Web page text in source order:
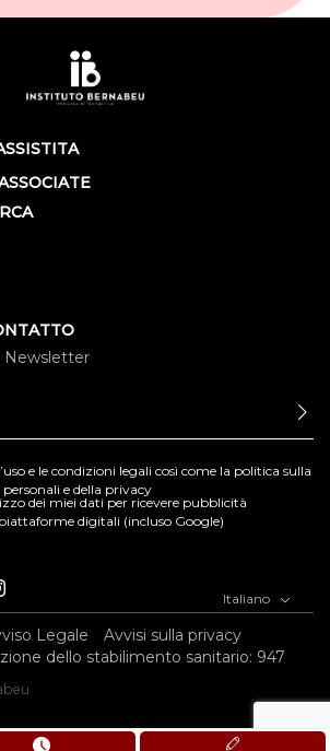
Newsletter
e le condizioni legali così come la politica sulla
e della privacy
dei miei dati per ricevere pubblicità
digitali (incluso Google)
Instagram Italiano
Legale
Avvisi sulla privacy
dello stabilimento sanitario: 947